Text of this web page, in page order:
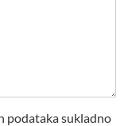
podataka sukladno